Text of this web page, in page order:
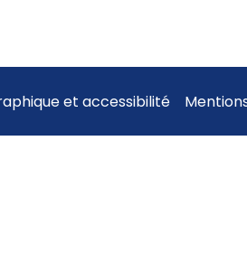
et accessibilité